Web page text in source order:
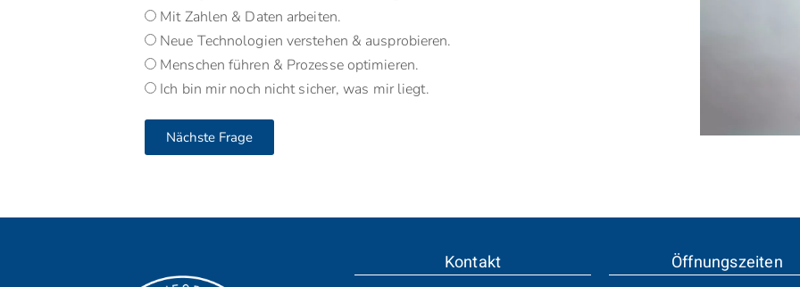
Mit Zahlen & Daten arbeiten.
Neue Technologien verstehen & ausprobieren.
Menschen führen & Prozesse optimieren.
Ich bin mir noch nicht sicher, was mir liegt.
Nächste Frage
Kontakt Öffnungszeiten